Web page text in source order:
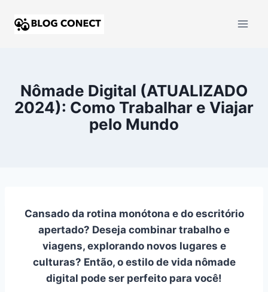
Nômade Digital (ATUALIZADO
2024): Como Trabalhar e Viajar
pelo Mundo
Cansado da rotina monótona e do escritório
apertado? Deseja combinar trabalho e
viagens, explorando novos lugares e
culturas? Então, o estilo de vida nômade
digital pode ser perfeito para você!